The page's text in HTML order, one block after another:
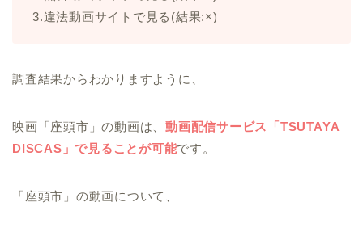
3.違法動画サイトで見る(結果:×)
調査結果からわかりますように、
映画「座頭市」の動画は、動画配信サービス「TSUTAYA
DISCAS」で見ることが可能です。
「座頭市」の動画について、